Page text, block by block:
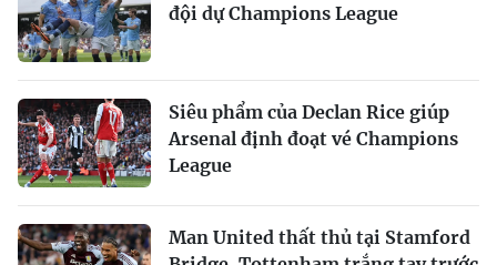
đội dự Champions League
Siêu phẩm của Declan Rice giúp
Arsenal định đoạt vé Champions
League
Man United thất thủ tại Stamford